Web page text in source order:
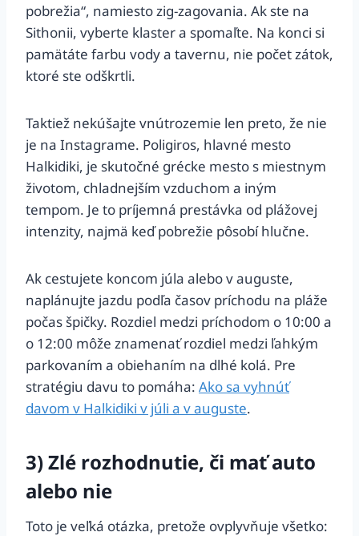
pobrežia“, namiesto zig-zagovania. Ak ste na
Sithonii, vyberte klaster a spomaľte. Na konci si
pamätáte farbu vody a tavernu, nie počet zátok,
ktoré ste odškrtli.
Taktiež nekúšajte vnútrozemie len preto, že nie
je na Instagrame. Poligiros, hlavné mesto
Halkidiki, je skutočné grécke mesto s miestnym
životom, chladnejším vzduchom a iným
tempom. Je to príjemná prestávka od plážovej
intenzity, najmä keď pobrežie pôsobí hlučne.
Ak cestujete koncom júla alebo v auguste,
naplánujte jazdu podľa časov príchodu na pláže
počas špičky. Rozdiel medzi príchodom o 10:00 a
o 12:00 môže znamenať rozdiel medzi ľahkým
parkovaním a obiehaním na dlhé kolá. Pre
stratégiu davu to pomáha: Ako sa vyhnúť
davom v Halkidiki v júli a v auguste.
3) Zlé rozhodnutie, či mať auto
alebo nie
Toto je veľká otázka, pretože ovplyvňuje všetko: